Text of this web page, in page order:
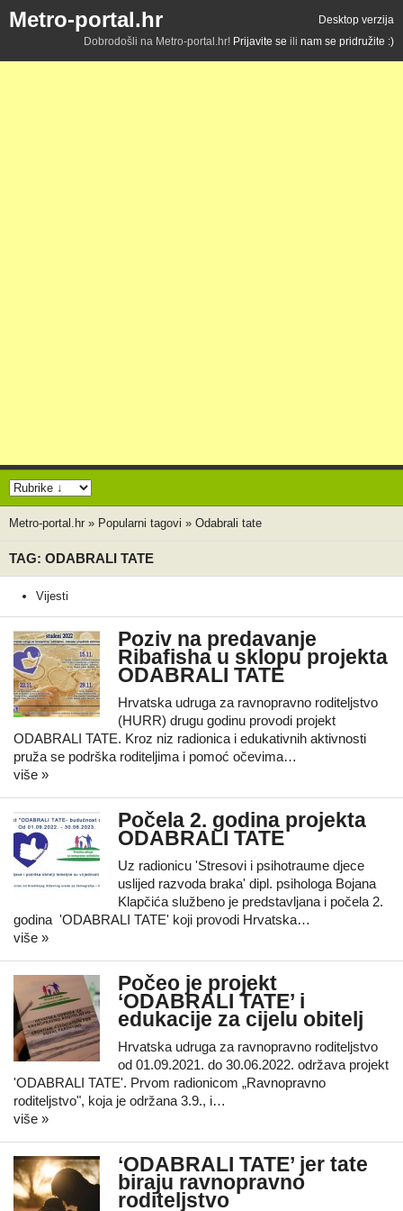
Metro-portal.hr
Desktop verzija
Dobrodošli na Metro-portal.hr! Prijavite se ili nam se pridružite :)
Metro-portal.hr » Popularni tagovi » Odabrali tate
TAG: ODABRALI TATE
Vijesti
Poziv na predavanje
Ribafisha u sklopu projekta
ODABRALI TATE
Hrvatska udruga za ravnopravno roditeljstvo
(HURR) drugu godinu provodi projekt
ODABRALI TATE. Kroz niz radionica i edukativnih aktivnosti
pruža se podrška roditeljima i pomoć očevima…
više »
Počela 2. godina projekta
ODABRALI TATE
Uz radionicu 'Stresovi i psihotraume djece
uslijed razvoda braka' dipl. psihologa Bojana
Klapčića službeno je predstavljana i počela 2.
godina 'ODABRALI TATE' koji provodi Hrvatska…
više »
Počeo je projekt
‘ODABRALI TATE’ i
edukacije za cijelu obitelj
Hrvatska udruga za ravnopravno roditeljstvo
od 01.09.2021. do 30.06.2022. održava projekt
'ODABRALI TATE'. Prvom radionicom „Ravnopravno
roditeljstvo", koja je održana 3.9., i…
više »
‘ODABRALI TATE’ jer tate
biraju ravnopravno
roditeljstvo